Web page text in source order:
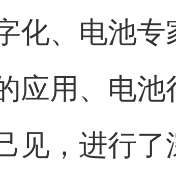
化、电池
应用、电
见，进行了